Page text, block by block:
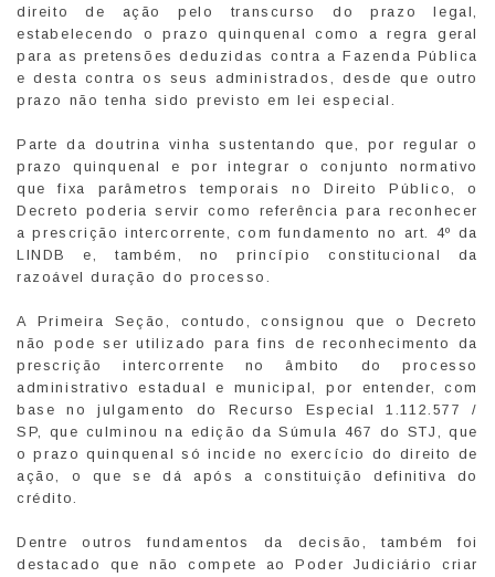
direito de ação pelo transcurso do prazo legal,
estabelecendo o prazo quinquenal como a regra geral
para as pretensões deduzidas contra a Fazenda Pública
e desta contra os seus administrados, desde que outro
prazo não tenha sido previsto em lei especial.
Parte da doutrina vinha sustentando que, por regular o
prazo quinquenal e por integrar o conjunto normativo
que fixa parâmetros temporais no Direito Público, o
Decreto poderia servir como referência para reconhecer
a prescrição intercorrente, com fundamento no art. 4º da
LINDB e, também, no princípio constitucional da
razoável duração do processo.
A Primeira Seção, contudo, consignou que o Decreto
não pode ser utilizado para fins de reconhecimento da
prescrição intercorrente no âmbito do processo
administrativo estadual e municipal, por entender, com
base no julgamento do Recurso Especial 1.112.577 /
SP, que culminou na edição da Súmula 467 do STJ, que
o prazo quinquenal só incide no exercício do direito de
ação, o que se dá após a constituição definitiva do
crédito.
Dentre outros fundamentos da decisão, também foi
destacado que não compete ao Poder Judiciário criar